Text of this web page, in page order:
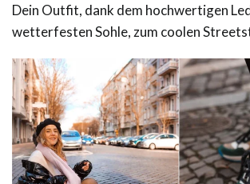
Dein Outfit, dank dem hochwertigen
wetterfesten Sohle, zum coolen